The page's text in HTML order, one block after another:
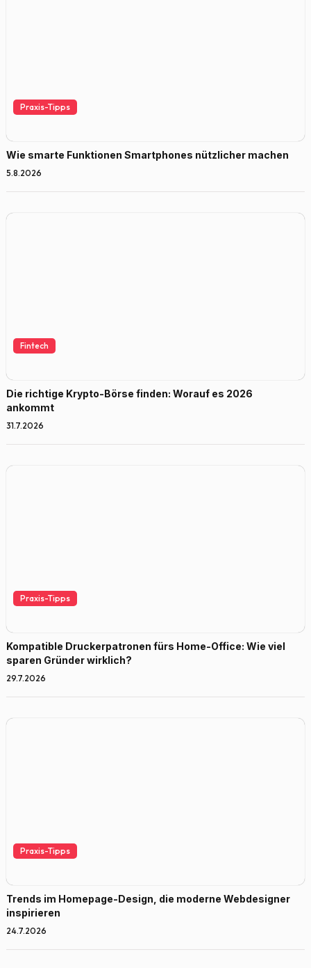
Praxis-Tipps
Wie smarte Funktionen Smartphones nützlicher machen
5.8.2026
Fintech
Die richtige Krypto-Börse finden: Worauf es 2026
ankommt
31.7.2026
Praxis-Tipps
Kompatible Druckerpatronen fürs Home-Office: Wie viel
sparen Gründer wirklich?
29.7.2026
Praxis-Tipps
Trends im Homepage-Design, die moderne Webdesigner
inspirieren
24.7.2026